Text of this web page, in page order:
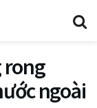
rong
ngoài